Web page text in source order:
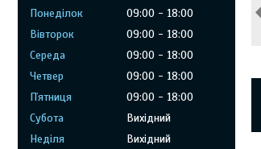
Понеділок 09:00
18:00
Вівторок
09:00
18:00
Середа
09:00
18:00
Четвер
09:00
18:00
Пʼятниця
09:00
18:00
Субота
Вихідний
Неділя
Вихідний